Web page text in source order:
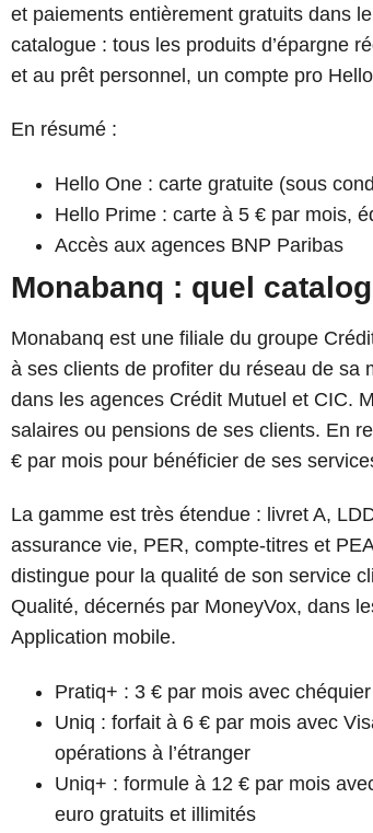
et paiements entièrement gratuits dans
catalogue : tous les produits d’épargne
et au prêt personnel, un compte pro
En résumé :
Hello One : carte gratuite (sous
Hello Prime : carte à 5 € par mois,
Accès aux agences BNP Paribas
Monabanq : quel
Monabanq est une filiale du groupe
à ses clients de profiter du réseau de sa
dans les agences Crédit Mutuel et CIC.
salaires ou pensions de ses clients. En
€ par mois pour bénéficier de ses
La gamme est très étendue : livret A,
assurance vie, PER, compte-titres et
distingue pour la qualité de son service
Qualité, décernés par MoneyVox, dans
Application mobile.
Pratiq+ : 3 € par mois avec
Uniq : forfait à 6 € par mois avec
opérations à l’étranger
Uniq+ : formule à 12 € par mois
euro gratuits et illimités